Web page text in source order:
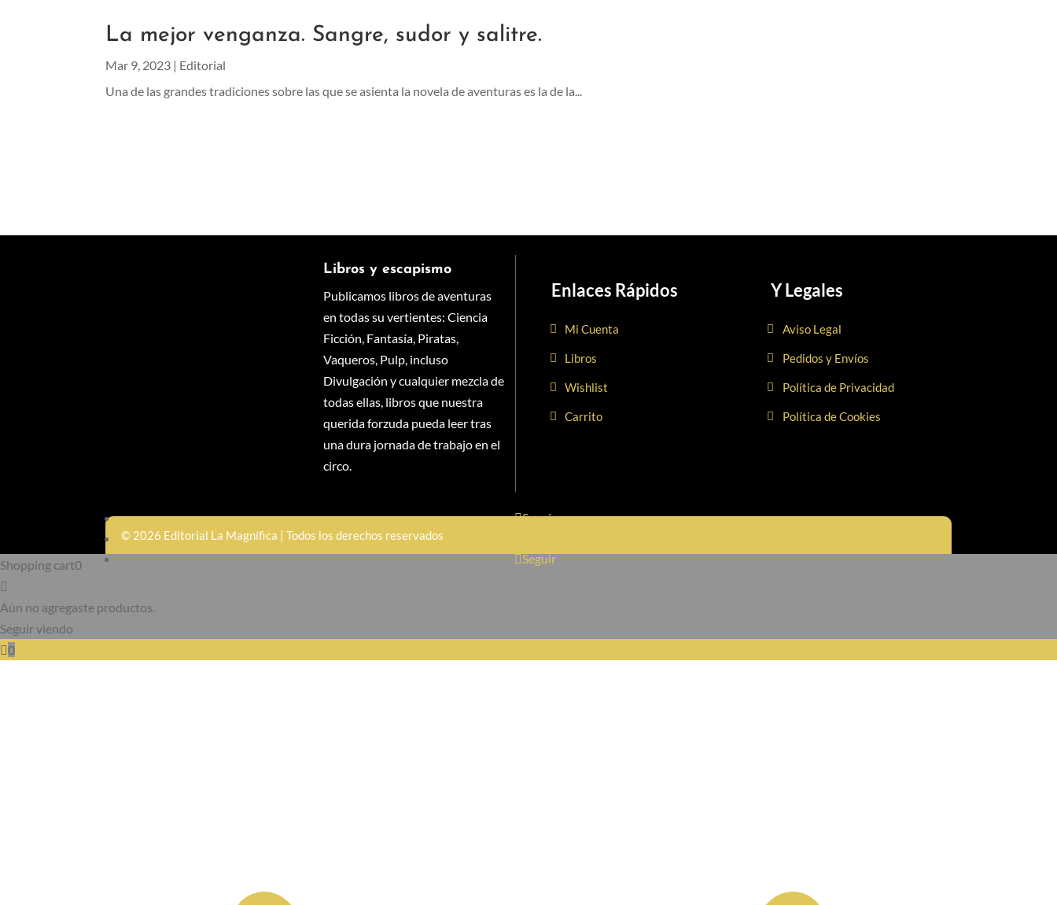
La mejor venganza. Sangre, sudor y salitre.
Mar 9, 2023 | Editorial
Una de las grandes tradiciones sobre las que se asienta la novela de aventuras es la de la...
Libros y escapismo
Publicamos libros de aventuras
en todas su vertientes: Ciencia
Ficción, Fantasía, Piratas,
Vaqueros, Pulp, incluso
Divulgación y cualquier mezcla de
todas ellas, libros que nuestra
querida forzuda pueda leer tras
una dura jornada de trabajo en el
circo.
Enlaces Rápidos
Mi Cuenta
Libros
Wishlist
Carrito
Y Legales
Aviso Legal
Pedidos y Envíos
Política de Privacidad
Política de Cookies
Seguir
Seguir
© 2026 Editorial La Magnífica | Todos los derechos reservados
Shopping cart0
Aún no agregaste productos.
Seguir viendo
0